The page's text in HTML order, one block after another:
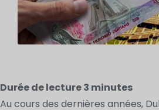
Durée de lecture3 minutes
Au cours des dernières années,